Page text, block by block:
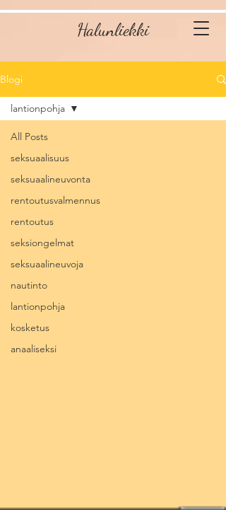
Halunliekki
Blogi
All Posts
seksuaalisuus
seksuaalineuvonta
rentoutusvalmennus
rentoutus
seksiongelmat
seksuaalineuvoja
nautinto
lantionpohja
kosketus
anaaliseksi
lantionpohja